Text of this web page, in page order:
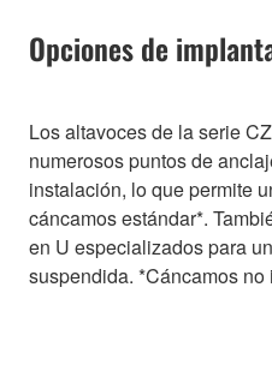
Opciones de
Los altavoces de la serie
numerosos puntos de
instalación, lo que permite
cáncamos estándar*.
en U especializados para
suspendida. *Cáncamos no